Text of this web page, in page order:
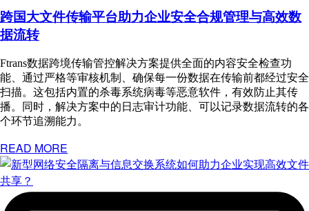
跨国大文件传输平台助力企业安全合规管理与高效数
据流转
Ftrans数据跨境传输管控解决方案提供全面的内容安全检查功
能、通过严格等审核机制、确保每一份数据在传输前都经过安全
扫描。这包括内置的杀毒系统病毒等恶意软件，有效防止其传
播。同时，解决方案中的日志审计功能、可以记录数据流转的各
个环节追溯能力。
READ MORE